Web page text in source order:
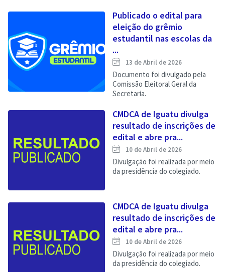
Publicado o edital para
eleição do grêmio
estudantil nas escolas da
...
13 de Abril de 2026
Documento foi divulgado pela
Comissão Eleitoral Geral da
Secretaria.
CMDCA de Iguatu divulga
resultado de inscrições de
edital e abre pra...
10 de Abril de 2026
Divulgação foi realizada por meio
da presidência do colegiado.
CMDCA de Iguatu divulga
resultado de inscrições de
edital e abre pra...
10 de Abril de 2026
Divulgação foi realizada por meio
da presidência do colegiado.